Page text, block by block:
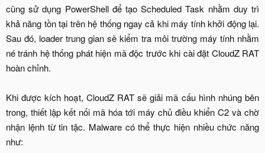
cũng sử dụng PowerShell để tạo Scheduled Task nhằm duy trì
khả năng tồn tại trên hệ thống ngay cả khi máy tính khởi động lại.
Sau đó, loader trung gian sẽ kiểm tra môi trường máy tính nhằm
né tránh hệ thống phát hiện mã độc trước khi cài đặt CloudZ RAT
hoàn chỉnh.
Khi được kích hoạt, CloudZ RAT sẽ giải mã cấu hình nhúng bên
trong, thiết lập kết nối mã hóa tới máy chủ điều khiển C2 và chờ
nhận lệnh từ tin tặc. Malware có thể thực hiện nhiều chức năng
như:​